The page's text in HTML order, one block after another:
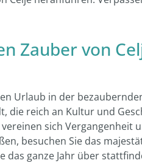
Zauber von
Urlaub in der
die reich an Kultur und
vereinen sich
besuchen Sie das
das ganze Jahr über